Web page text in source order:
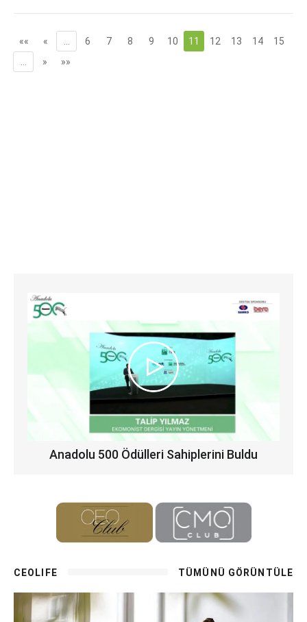
«« « 6 7 8 9 10 11 12 13 14
15
» »»
Anadolu 500 Ödülleri Sahiplerini Buldu
CEOLIFE TÜMÜNÜ GÖRÜNTÜLE